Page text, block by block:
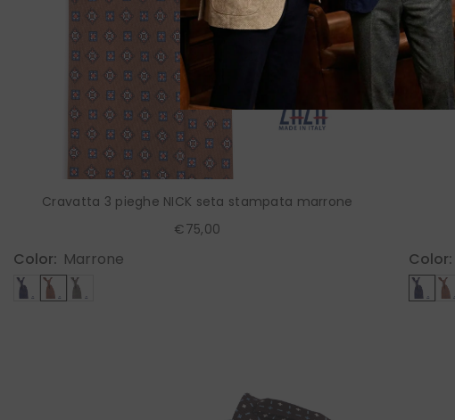
Cravatta 3 pieghe NICK seta stampata marrone
€75,00
Color: Marrone Color: